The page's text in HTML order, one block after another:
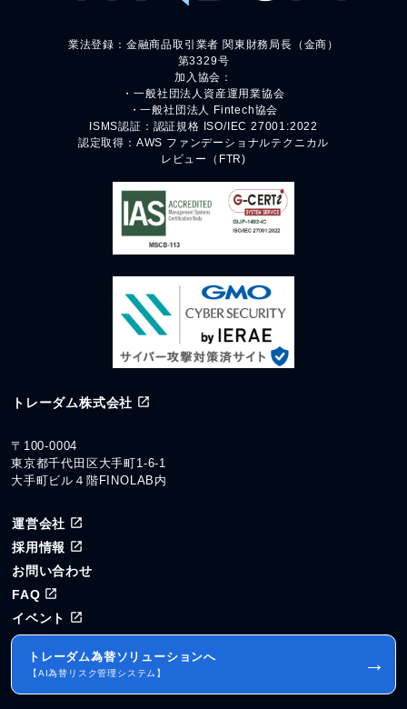
業法登録：金融商品取引業者 関東財務局長（金商）
第3329号
加入協会：
・一般社団法人資産運用業協会
・一般社団法人 Fintech協会
ISMS認証：認証規格 ISO/IEC 27001:2022
認定取得：AWS ファンデーショナルテクニカル
レビュー（FTR)
トレーダム株式会社
〒100-0004
東京都千代田区大手町1-6-1
大手町ビル４階FINOLAB内
運営会社
採用情報
お問い合わせ
FAQ
イベント
トレーダム為替ソリューションへ
【AI為替リスク管理システム】 →